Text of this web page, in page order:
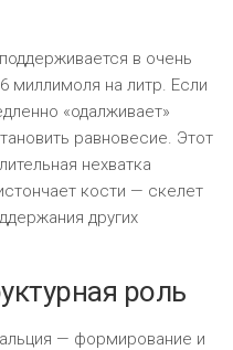
в очень
миллимоля на литр. Если
«одалживает»
равновесие. Этот
нехватка
кости — скелет
других
роль
— формирование и